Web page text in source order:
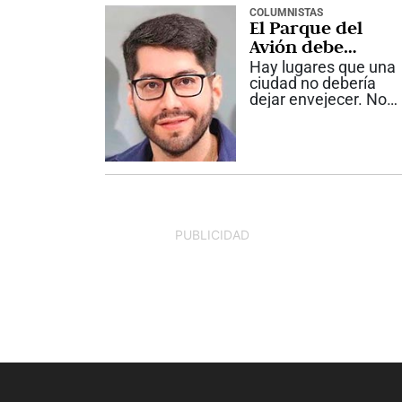
antigua Roma...
COLUMNISTAS
El Parque del
Avión debe
recuperarse
Hay lugares que una
ciudad no debería
dejar envejecer. No
espacios guardan
PUBLICIDAD